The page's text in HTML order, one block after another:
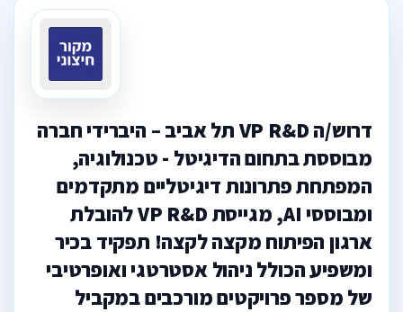
דרוש/ה VP R&D תל אביב – היברידי חברה
מבוססת בתחום הדיגיטל - טכנולוגיה,
המפתחת פתרונות דיגיטליים מתקדמים
ומבוססי AI, מגייסת VP R&D להובלת
ארגון הפיתוח מקצה לקצה! תפקיד בכיר
ומשפיע הכולל ניהול אסטרטגי ואופרטיבי
של מספר פרויקטים מורכבים במקביל